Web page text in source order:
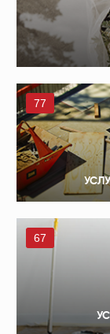
77
67